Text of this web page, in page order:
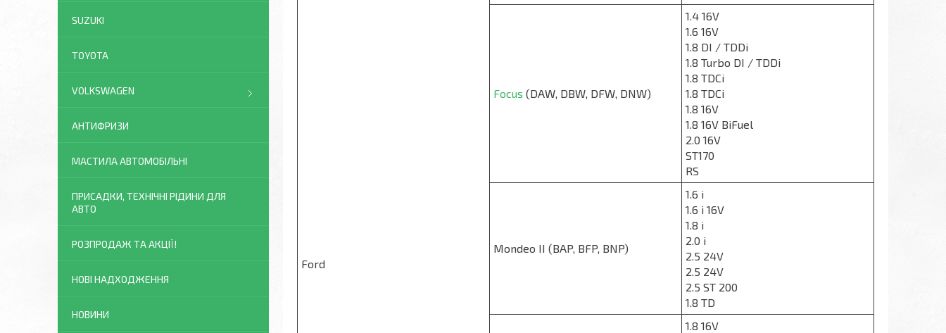
Ford
Focus (DAW, DBW, DFW, DNW)
1.4 16V
1.6 16V
1.8 DI / TDDi
1.8 Turbo DI / TDDi
1.8 TDCi
1.8 TDCi
1.8 16V
1.8 16V BiFuel
2.0 16V
ST170
RS
Mondeo II (BAP, BFP, BNP)
1.6 i
1.6 i 16V
1.8 i
2.0 i
2.5 24V
2.5 24V
2.5 ST 200
1.8 TD
1.8 16V
SUZUKI
TOYOTA
VOLKSWAGEN
АНТИФРИЗИ
МАСТИЛА АВТОМОБІЛЬНІ
ПРИСАДКИ, ТЕХНІЧНІ РІДИНИ ДЛЯ
АВТО
РОЗПРОДАЖ ТА АКЦІЇ!
НОВІ НАДХОДЖЕННЯ
НОВИНИ